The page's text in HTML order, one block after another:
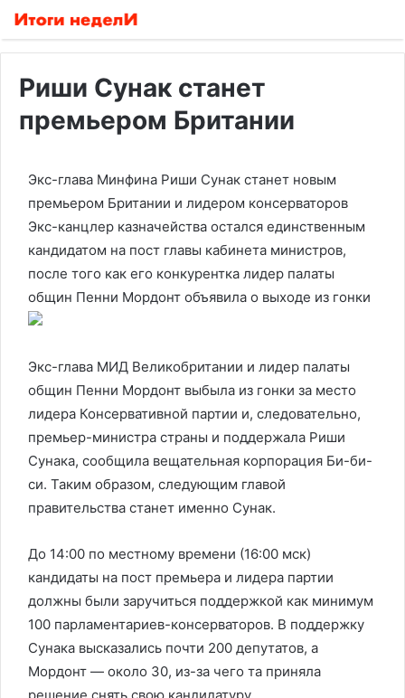
Риши Сунак станет
премьером Британии
Экс-глава Минфина Риши Сунак станет новым
премьером Британии и лидером консерваторов
Экс-канцлер казначейства остался единственным
кандидатом на пост главы кабинета министров,
после того как его конкурентка лидер палаты
общин Пенни Мордонт объявила о выходе из гонки
Экс-глава МИД Великобритании и лидер палаты
общин Пенни Мордонт выбыла из гонки за место
лидера Консервативной партии и, следовательно,
премьер-министра страны и поддержала Риши
Сунака, сообщила вещательная корпорация Би-би-
си. Таким образом, следующим главой
правительства станет именно Сунак.
До 14:00 по местному времени (16:00 мск)
кандидаты на пост премьера и лидера партии
должны были заручиться поддержкой как минимум
100 парламентариев-консерваторов. В поддержку
Сунака высказались почти 200 депутатов, а
Мордонт — около 30, из-за чего та приняла